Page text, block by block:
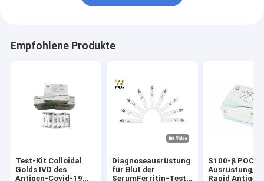
Empfohlene Produkte
Test-Kit Colloidal
Golds IVD des
Antigen-Covid-19
Diagnoseausrüstung
für Blut der
SerumFerritin-Test-
S100-β POCT
Ausrüstung/
Rapid Antigen